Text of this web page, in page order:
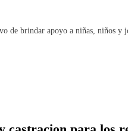
brindar apoyo a niñas, niños y